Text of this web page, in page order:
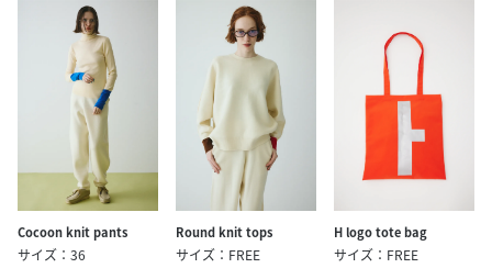
Cocoon knit pants
サイズ：36
Round knit tops
サイズ：FREE
H logo tote bag
サイズ：FREE